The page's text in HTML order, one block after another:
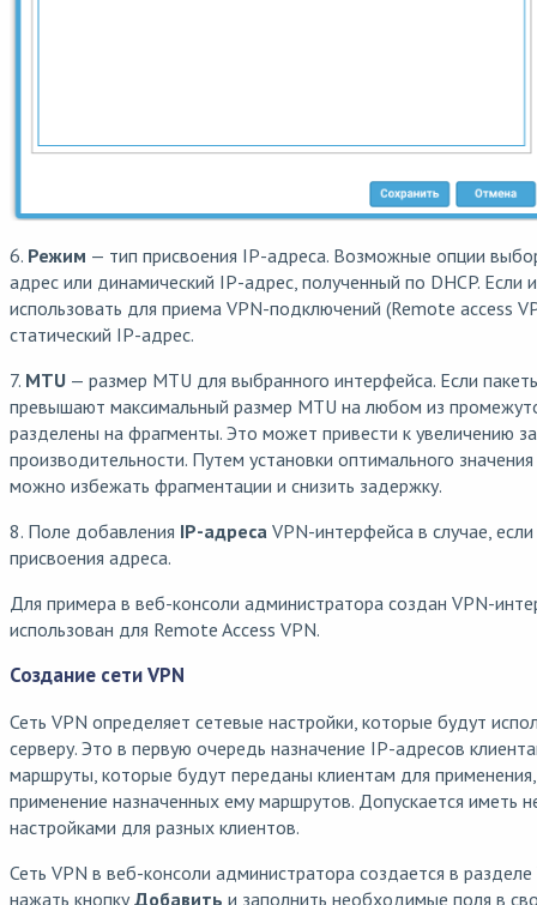
6. Режим — тип присвоения IP-адреса. Возможные опции
адрес или динамический IP-адрес, полученный по DHCP. Если
использовать для приема VPN-подключений (Remote access
статический IP-адрес.
7. MTU — размер MTU для выбранного интерфейса. Если
превышают максимальный размер MTU на любом из
разделены на фрагменты. Это может привести к увеличению
производительности. Путем установки оптимального
можно избежать фрагментации и снизить задержку.
8. Поле добавления IP-адреса VPN-интерфейса в случае,
присвоения адреса.
Для примера в веб-консоли администратора создан VPN-
использован для Remote Access VPN.
Создание сети VPN
Сеть VPN определяет сетевые настройки, которые будут
серверу. Это в первую очередь назначение IP-адресов
маршруты, которые будут переданы клиентам для
применение назначенных ему маршрутов. Допускается иметь
настройками для разных клиентов.
Сеть VPN в веб-консоли администратора создается в разделе
нажать кнопкуДобавить и заполнить необходимые поля в